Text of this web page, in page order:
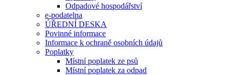
Odpadové hospodářství
e-podatelna
ÚŘEDNÍ DESKA
Povinné informace
Informace k ochraně osobních údajů
Poplatky
Místní poplatek ze psů
Místní poplatek za odpad